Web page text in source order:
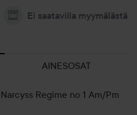
Ei saatavilla myymälästä
AINESOSAT
Regime no 1 Am/Pm